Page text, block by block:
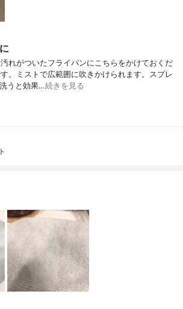
れがついたフライパンにこちらをかけておくだ
。ミストで広範囲に吹きかけられます。スプレ
うと効果…続きを見る